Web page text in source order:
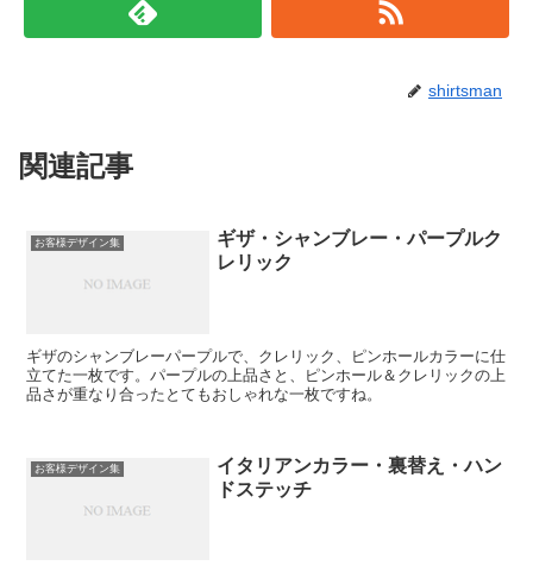
shirtsman
関連記事
お客様デザイン集
ギザ・シャンブレー・パープルク
レリック
ギザのシャンブレーパープルで、クレリック、ピンホールカラーに仕
立てた一枚です。パープルの上品さと、ピンホール＆クレリックの上
品さが重なり合ったとてもおしゃれな一枚ですね。
お客様デザイン集
イタリアンカラー・裏替え・ハン
ドステッチ